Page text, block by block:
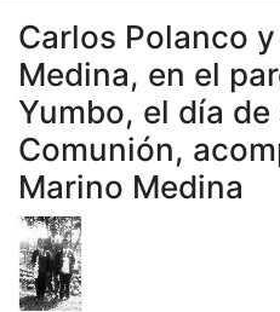
Carlos Polanco
Medina, en el
Yumbo, el día de
Comunión,
Marino Medina